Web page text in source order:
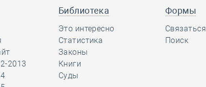
2013
Библиотека
Это интересно
Статистика
Законы
Книги
Суды
Формы
Связаться
Поиск